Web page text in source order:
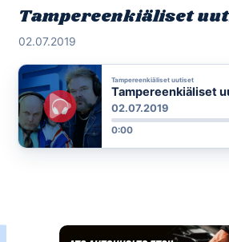
Tampereenkiäliset
02.07.2019
Tampereenkiäliset uutiset
Tampereenkiäliset
02.07.2019
0:00